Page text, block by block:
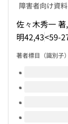
障害者向け資
佐々木秀一
明42,43<59-
著者標目（識別子）
このタイトルの巻号